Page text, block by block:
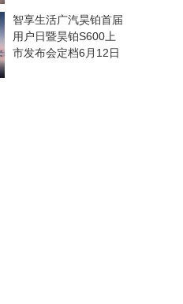
智享生活广汽昊铂首届
用户日暨昊铂S600上
市发布会定档6月12日